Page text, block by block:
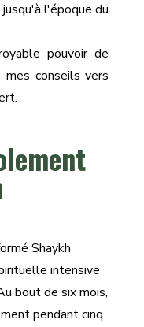
l'époque du
pouvoir de
mes conseils vers
Shaykh
intensive
bout de six mois,
pendant cinq